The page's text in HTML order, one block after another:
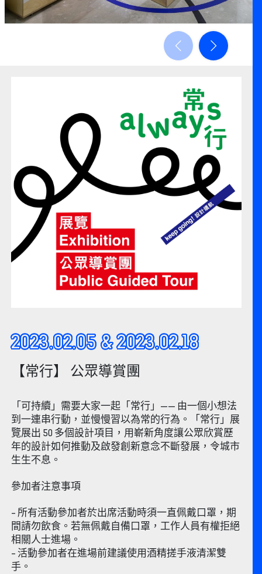
2023.02.05 & 2023.02.18
【常行】 公眾導賞團
「可持續」需要大家一起「常行」—— 由一個小想法
到一連串行動，並慢慢習以為常的行為。「常行」展
覽展出 50 多個設計項目，用嶄新角度讓公眾欣賞歷
年的設計如何推動及啟發創新意念不斷發展，令城市
生生不息。
參加者注意事項
– 所有活動參加者於出席活動時須一直佩戴口罩，期
間請勿飲食。若無佩戴自備口罩，工作人員有權拒絕
相關人士進場。
– 活動參加者在進場前建議使用酒精搓手液清潔雙
手。